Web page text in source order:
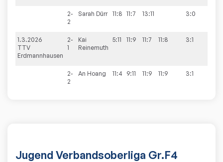
2-
2
Sarah Dürr 11:8 11:7 13:11 3:0
1.3.2026
TTV
Erdmannhausen
2-
1
Kai
Reinemuth
5:11 11:9 11:7 11:8 3:1
2-
2
An Hoang 11:4 9:11 11:9 11:9 3:1
Jugend Verbandsoberliga Gr.F4